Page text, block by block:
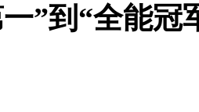
”到“全能